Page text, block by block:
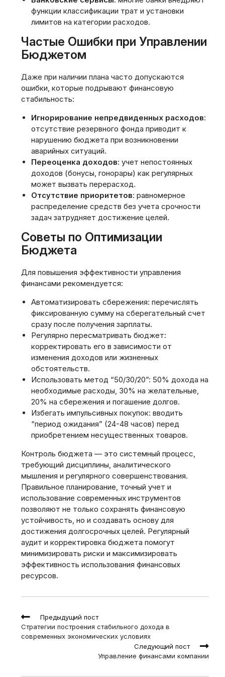
функции классификации трат и установки
лимитов на категории расходов.
Частые Ошибки при Управлении
Бюджетом
Даже при наличии плана часто допускаются
ошибки‚ которые подрывают финансовую
стабильность:
Игнорирование непредвиденных расходов:
отсутствие резервного фонда приводит к
нарушению бюджета при возникновении
аварийных ситуаций.
Переоценка доходов: учет непостоянных
доходов (бонусы‚ гонорары) как регулярных
может вызвать перерасход.
Отсутствие приоритетов: равномерное
распределение средств без учета срочности
задач затрудняет достижение целей.
Советы по Оптимизации
Бюджета
Для повышения эффективности управления
финансами рекомендуется:
Автоматизировать сбережения: перечислять
фиксированную сумму на сберегательный счет
сразу после получения зарплаты.
Регулярно пересматривать бюджет:
корректировать его в зависимости от
изменения доходов или жизненных
обстоятельств.
Использовать метод “50/30/20”: 50% дохода на
необходимые расходы‚ 30% на желательные‚
20% на сбережения и погашение долгов.
Избегать импульсивных покупок: вводить
“период ожидания” (24-48 часов) перед
приобретением несущественных товаров.
Контроль бюджета — это системный процесс‚
требующий дисциплины‚ аналитического
мышления и регулярного совершенствования.
Правильное планирование‚ точный учет и
использование современных инструментов
позволяют не только сохранять финансовую
устойчивость‚ но и создавать основу для
достижения долгосрочных целей. Регулярный
аудит и корректировка бюджета помогут
минимизировать риски и максимизировать
эффективность использования финансовых
ресурсов.
Read
more
articles
Предыдущий пост
Стратегии построения стабильного дохода в
современных экономических условиях
Следующий пост
Управление финансами компании